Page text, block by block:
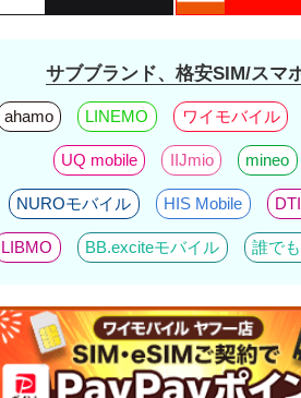
サブブランド、格安SIM/スマ
ahamo LINEMO ワイモバイル
UQ mobile IIJmio mineo
NUROモバイル HIS Mobile
LIBMO BB.exciteモバイル 誰で